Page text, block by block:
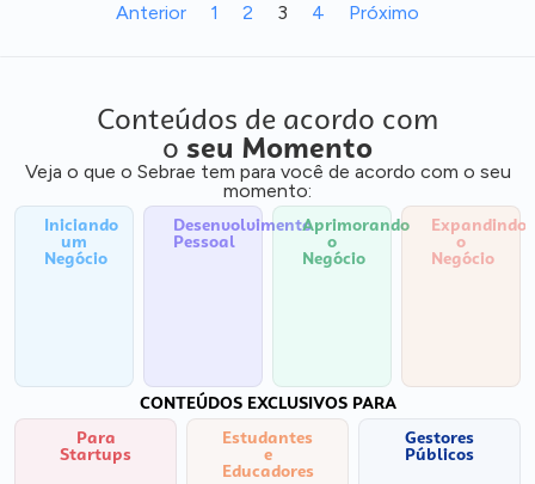
Anterior 1 2 3 4 Próximo
Conteúdos de acordo com
o seu Momento
Veja o que o Sebrae tem para você de acordo com o seu
momento:
Iniciando
um
Negócio
Desenvolvimento
Pessoal
Aprimorando
o
Negócio
Expandindo
o
Negócio
CONTEÚDOS EXCLUSIVOS PARA
Para
Startups
Estudantes
e
Educadores
Gestores
Públicos